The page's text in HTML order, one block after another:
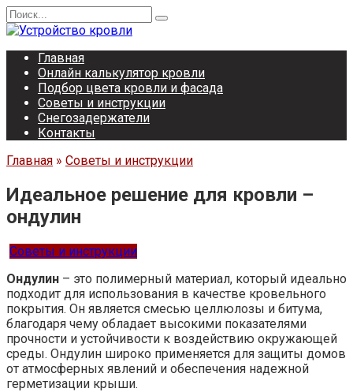
Перейти
к
Search
for:
Главная
Онлайн калькулятор кровли
Подбор цвета кровли и фасада
Советы и инструкции
Снегозадержатели
Контакты
Главная » Советы и инструкции
Идеальное решение для кровли –
ондулин
Советы и инструкции
Ондулин – это полимерный материал, который идеально
подходит для использования в качестве кровельного
покрытия. Он является смесью целлюлозы и битума,
благодаря чему обладает высокими показателями
прочности и устойчивости к воздействию окружающей
среды. Ондулин широко применяется для защиты домов
от атмосферных явлений и обеспечения надежной
герметизации крыши.